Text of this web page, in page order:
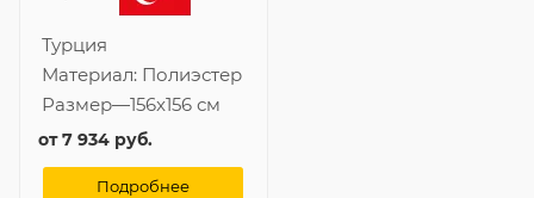
Турция
Материал: Полиэстер
Размер—156x156 см
от7 934 руб.
Подробнее